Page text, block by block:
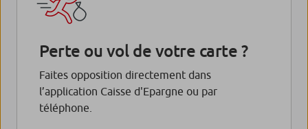
Perte ou vol de votre carte ?
Faites opposition directement dans
l’application Caisse d'Epargne ou par
téléphone.